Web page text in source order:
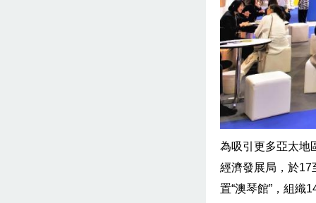
為吸引更多亞太地
經濟發展局，於17
置“澳琴館”，組織